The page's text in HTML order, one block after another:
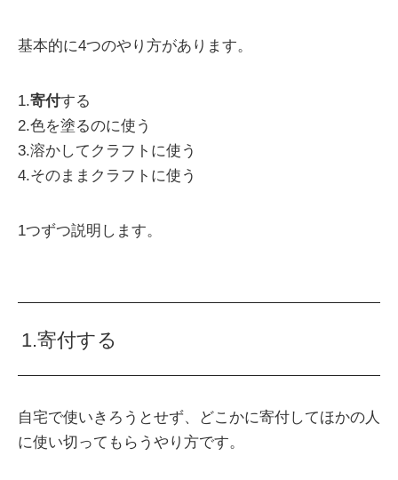
基本的に4つのやり方があります。
1.寄付する
2.色を塗るのに使う
3.溶かしてクラフトに使う
4.そのままクラフトに使う
1つずつ説明します。
1.寄付する
自宅で使いきろうとせず、どこかに寄付してほかの人
に使い切ってもらうやり方です。